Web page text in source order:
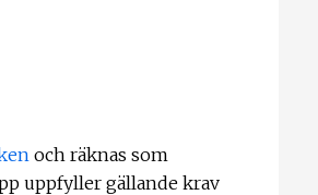
och räknas som
uppfyller gällande krav